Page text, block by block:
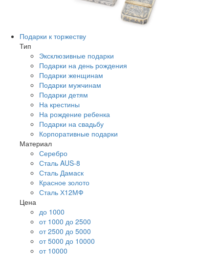
Подарки к торжеству
Тип
Эксклюзивные подарки
Подарки на день рождения
Подарки женщинам
Подарки мужчинам
Подарки детям
На крестины
На рождение ребенка
Подарки на свадьбу
Корпоративные подарки
Материал
Серебро
Сталь AUS-8
Сталь Дамаск
Красное золото
Сталь Х12МФ
Цена
до 1000
от 1000 до 2500
от 2500 до 5000
от 5000 до 10000
от 10000